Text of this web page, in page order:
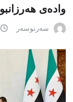
وادەی
سەرنوسەر